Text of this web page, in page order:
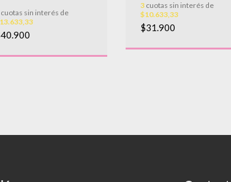
sin interés de
3 cuotas sin interés de
$10.633,33
$31.900